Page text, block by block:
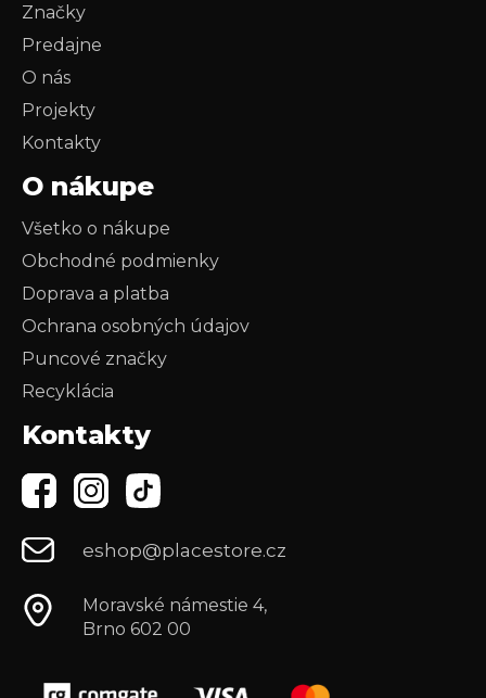
Značky
Predajne
O nás
Projekty
Kontakty
O nákupe
Všetko o nákupe
Obchodné podmienky
Doprava a platba
Ochrana osobných údajov
Puncové značky
Recyklácia
Kontakty
eshop@placestore.cz
Moravské námestie 4,
Brno 602 00